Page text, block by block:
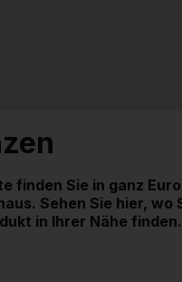
finden Sie in ganz
Sehen Sie hier, wo
in Ihrer Nähe finden.